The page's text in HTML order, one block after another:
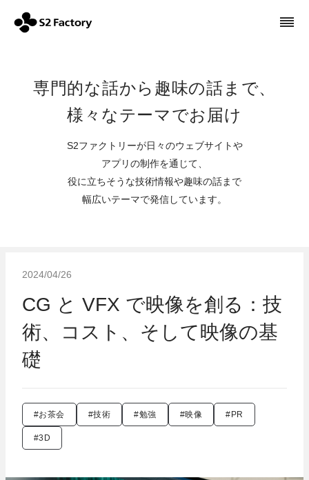
専門的な話から趣味の話まで、
様々なテーマでお届け
S2ファクトリーが日々のウェブサイトや
アプリの制作を通じて、
役に立ちそうな技術情報や趣味の話まで
幅広いテーマで発信しています。
2024/04/26
CG と VFX で映像を創る：技
術、コスト、そして映像の基
礎
#お茶会 #技術 #勉強 #映像 #PR
#3D